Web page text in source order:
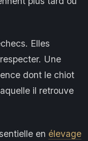
Elles
Une
dont le chiot
il retrouve
en élevage